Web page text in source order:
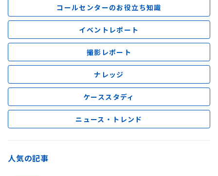
コールセンターのお役立ち知識
イベントレポート
撮影レポート
ナレッジ
ケーススタディ
ニュース・トレンド
人気の記事